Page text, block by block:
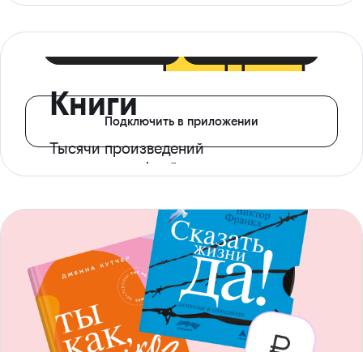
Книги
Тысячи произведений
с доступом офлайн
Подключить в приложении